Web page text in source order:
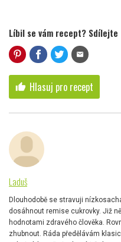
Líbil se vám recept? Sdílejte
mail
thumb_up Hlasuj pro recept
Laduš
Dlouhodobě se stravuji
dosáhnout remise cukrovky. Již
hodnotami zdravého člověka.
zhubnout. Ráda předělávám